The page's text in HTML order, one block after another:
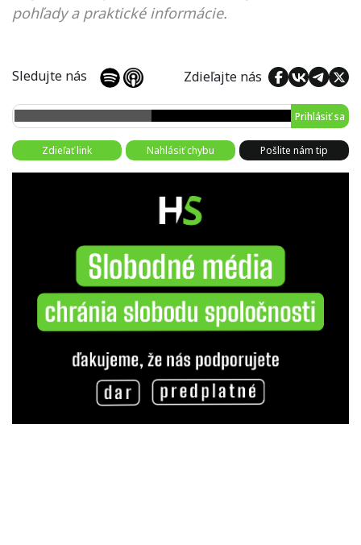
pohľady a praktické informácie.
Sledujte nás Zdieľajte nás
Prihlásiť sa
Zdieľať link Nahlásiť chybu Pošlite nám tip